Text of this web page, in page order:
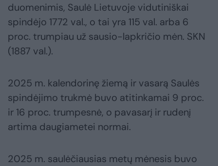
duomenimis, Saulė Lietuvoje vidutiniškai
spindėjo 1772 val., o tai yra 115 val. arba 6
proc. trumpiau už sausio-lapkričio mėn. SKN
(1887 val.).
2025 m. kalendorinę žiemą ir vasarą Saulės
spindėjimo trukmė buvo atitinkamai 9 proc.
ir 16 proc. trumpesnė, o pavasarį ir rudenį
artima daugiametei normai.
2025 m. saulėčiausias metų mėnesis buvo